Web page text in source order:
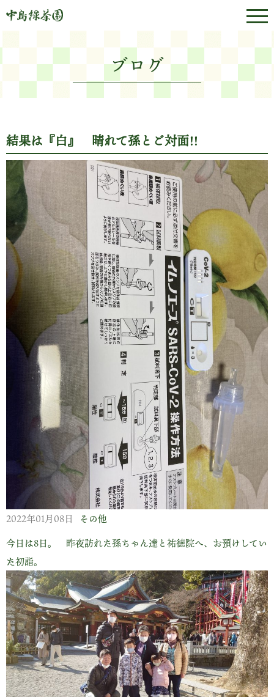
ブログ
結果は『白』 晴れて孫とご対面!!
2022年01月08日
その他
今日は8日。 昨夜訪れた孫ちゃん達と祐徳院へ、お預けしてい
た初詣。